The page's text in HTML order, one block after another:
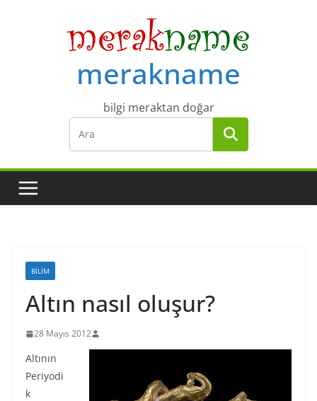
merakname
bilgi meraktan doğar
BILIM
Altın nasıl oluşur?
28 Mayıs 2012
Altının
Periyodi
k